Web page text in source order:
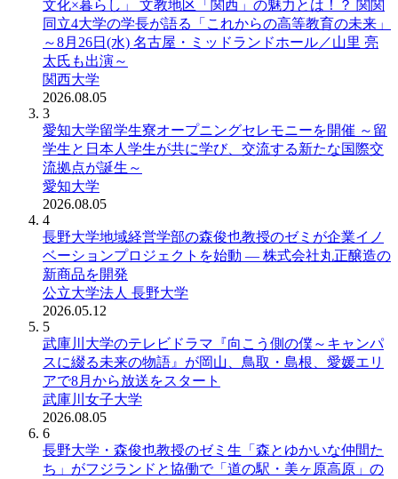
文化×暮らし」 文教地区「関西」の魅力とは！？ 関関
同立4大学の学長が語る「これからの高等教育の未来」
～8月26日(水) 名古屋・ミッドランドホール／山里 亮
太氏も出演～
関西大学
2026.08.05
3
愛知大学留学生寮オープニングセレモニーを開催 ～留
学生と日本人学生が共に学び、交流する新たな国際交
流拠点が誕生～
愛知大学
2026.08.05
4
長野大学地域経営学部の森俊也教授のゼミが企業イノ
ベーションプロジェクトを始動 ― 株式会社丸正醸造の
新商品を開発
公立大学法人 長野大学
2026.05.12
5
武庫川大学のテレビドラマ『向こう側の僕～キャンパ
スに綴る未来の物語』が岡山、鳥取・島根、愛媛エリ
アで8月から放送をスタート
武庫川女子大学
2026.08.05
6
長野大学・森俊也教授のゼミ生「森とゆかいな仲間た
ち」がフジランドと協働で「道の駅・美ヶ原高原」の